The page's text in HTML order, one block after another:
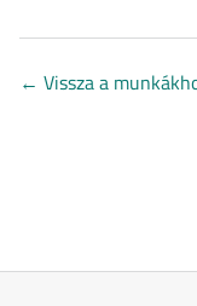
← Vissza a